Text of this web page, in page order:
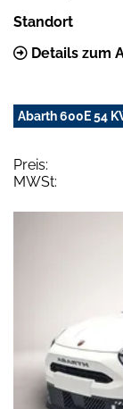
Standort
Details zum
Abarth 600E 54
Preis:
MWSt: